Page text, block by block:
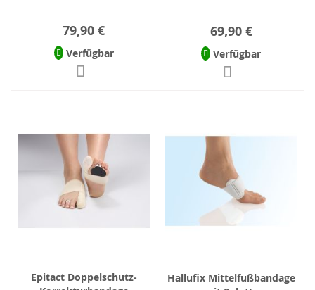
79,90 €
Verfügbar
69,90 €
Verfügbar
Epitact Doppelschutz-
Hallufix Mittelfußbandage